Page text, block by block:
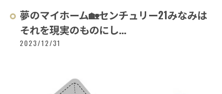
夢のマイホーム🏡センチュリー21みなみは
それを現実のものにし...
2023/12/31